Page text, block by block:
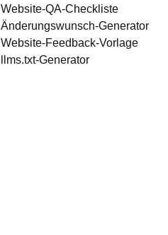
Website-QA-Checkliste
Änderungswunsch-Generator
Website-Feedback-Vorlage
llms.txt-Generator